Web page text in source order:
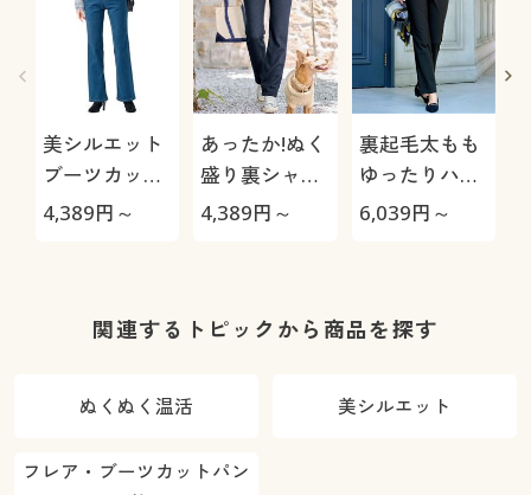
美シルエット
ブーツカット
デニムパンツ
4,389円～
あったか!ぬく
盛り裏シャギ
ーゆったりス
グス・帯電防
4,389円～
裏起毛太もも
ゆったりハイ
テンションス
6,039円～
関連するトピックから商品を探す
ぬくぬく温活 美シルエット
フレア・ブーツカットパン